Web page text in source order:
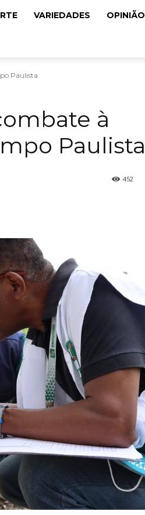
VARIEDADES OPINIÃO
Paulista
à
Paulista
452